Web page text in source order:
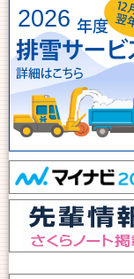
2026